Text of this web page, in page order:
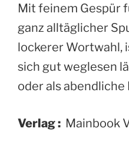
Mit feinem Gespür
ganz alltäglicher
lockerer Wortwahl,
sich gut weglesen
oder als
Verlag : Mainbook